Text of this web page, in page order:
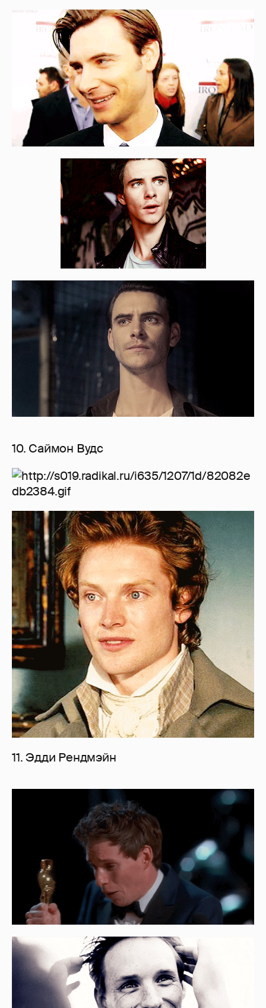
10. Саймон Вудс
11. Эдди Рендмэйн